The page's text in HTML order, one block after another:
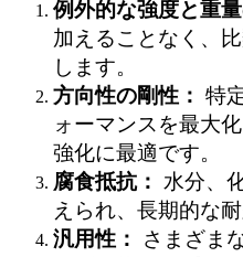
例外的な強度と重量
加えることなく、
します。
方向性の剛性：
特
ォーマンスを最大
強化に最適です。
腐食抵抗：
水分、
えられ、長期的な
汎用性：
さまざま